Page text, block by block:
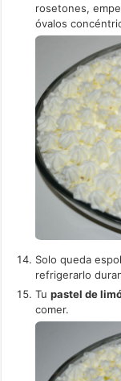
rosetones,
óvalos
Solo queda
refrigerarlo
Tupastel de
comer.